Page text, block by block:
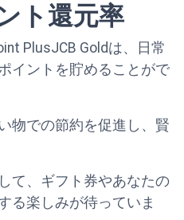
ト還元率
PlusJCB Goldは、日常
イントを貯めることがで
物での節約を促進し、賢
て、ギフト券やあなたの
る楽しみが待っていま